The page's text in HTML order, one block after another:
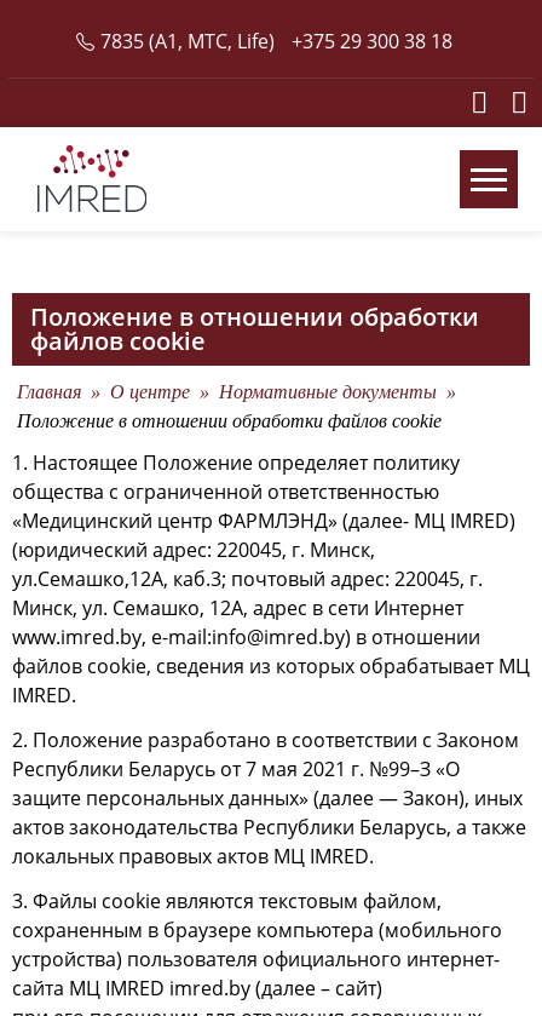
7835 (A1, MTC, Life) +375 29 300 38 18
Положение в отношении обработки
файлов cookie
Главная » О центре » Нормативные документы »
Положение в отношении обработки файлов cookie
1. Настоящее Положение определяет политику
общества с ограниченной ответственностью
«Медицинский центр ФАРМЛЭНД» (далее- МЦ IMRED)
(юридический адрес: 220045, г. Минск,
ул.Семашко,12А, каб.3; почтовый адрес: 220045, г.
Минск, ул. Семашко, 12А, адрес в сети Интернет
www.imred.by, e-mail:info@imred.by) в отношении
файлов сookie, сведения из которых обрабатывает МЦ
IMRED.
2. Положение разработано в соответствии с Законом
Республики Беларусь от 7 мая 2021 г. №99–З «О
защите персональных данных» (далее — Закон), иных
актов законодательства Республики Беларусь, а также
локальных правовых актов МЦ IMRED.
3. Файлы сookie являются текстовым файлом,
сохраненным в браузере компьютера (мобильного
устройства) пользователя официального интернет-
сайта МЦ IMRED imred.by (далее – сайт)